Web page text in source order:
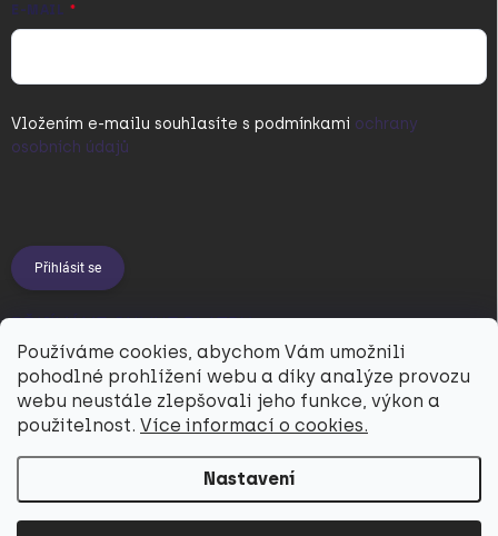
Používáme cookies, abychom Vám umožnili
pohodlné prohlížení webu a díky analýze provozu
webu neustále zlepšovali jeho funkce, výkon a
použitelnost. Více informací o cookies.
Nastavení
E-MAIL
Vložením e-mailu souhlasíte s podmínkami ochrany
osobních údajů
Přihlásit se
PŘIJÍMÁME ONLINE PLATBY